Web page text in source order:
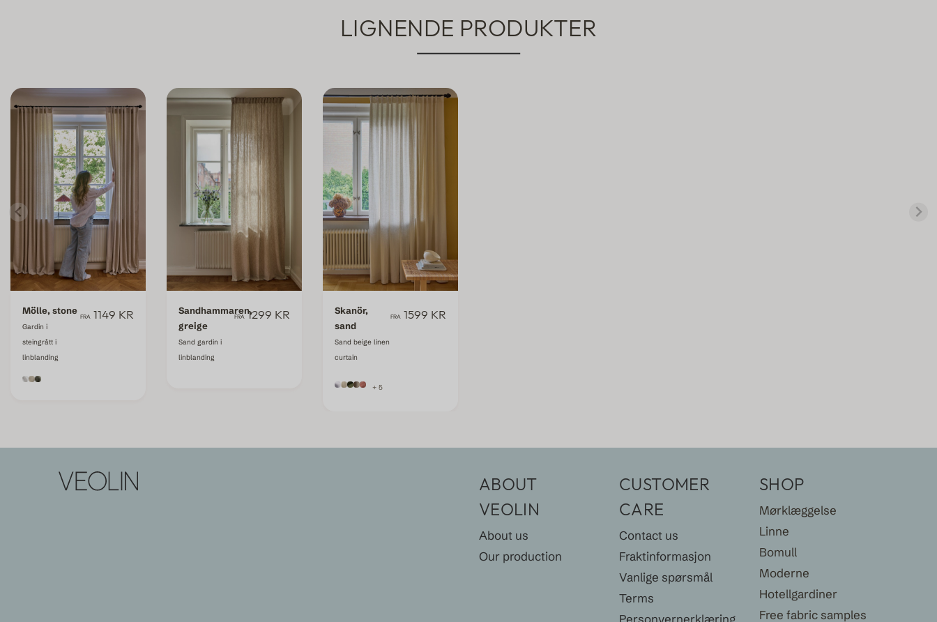
LIGNENDE PRODUKTER
Mölle, stone
Gardin i
steingrått i
linblanding
FRA 1149 KR
Sandhammaren,
greige
Sand gardin i
linblanding
FRA 1299 KR
Skanör,
sand
Sand beige linen
curtain
+ 5
FRA 1599 KR
ABOUT
VEOLIN
About us
Our production
CUSTOMER
CARE
Contact us
Fraktinformasjon
Vanlige spørsmål
Terms
SHOP
Mørklæggelse
Linne
Bomull
Moderne
Hotellgardiner
Free fabric samples